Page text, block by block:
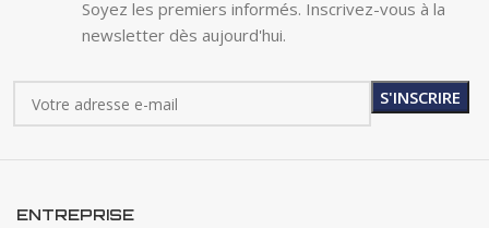
Soyez les premiers informés. Inscrivez-vous à la
newsletter dès aujourd'hui.
ENTREPRISE